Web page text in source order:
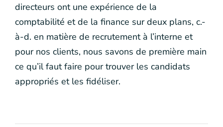
directeurs ont une expérience de la
comptabilité et de la finance sur deux plans, c.-
à-d. en matière de recrutement à l’interne et
pour nos clients, nous savons de première main
ce qu’il faut faire pour trouver les candidats
appropriés et les fidéliser.